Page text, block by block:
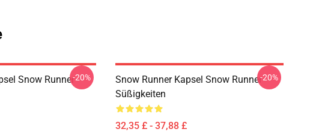
Snow Runner-20%
Snow Runner Kapsel Snow Runner
Süßigkeiten
32,35 £ - 37,88 £
-20%